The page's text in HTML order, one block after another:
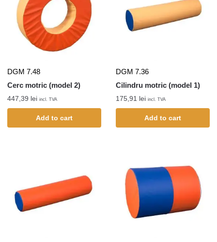
DGM 7.48
Cerc motric (model 2)
447,39 lei incl. TVA
Add to cart
DGM 7.36
Cilindru motric (model 1)
175,91 lei incl. TVA
Add to cart